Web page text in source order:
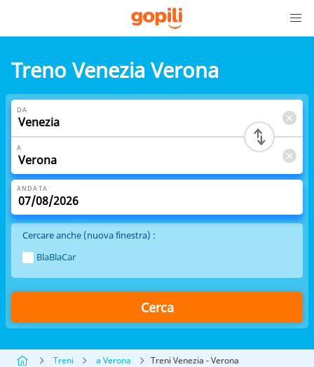
Treno Venezia Verona
DA
A
ANDATA
Cercare anche (nuova finestra) :
BlaBlaCar
Cerca
Treni a Verona Treni Venezia - Verona